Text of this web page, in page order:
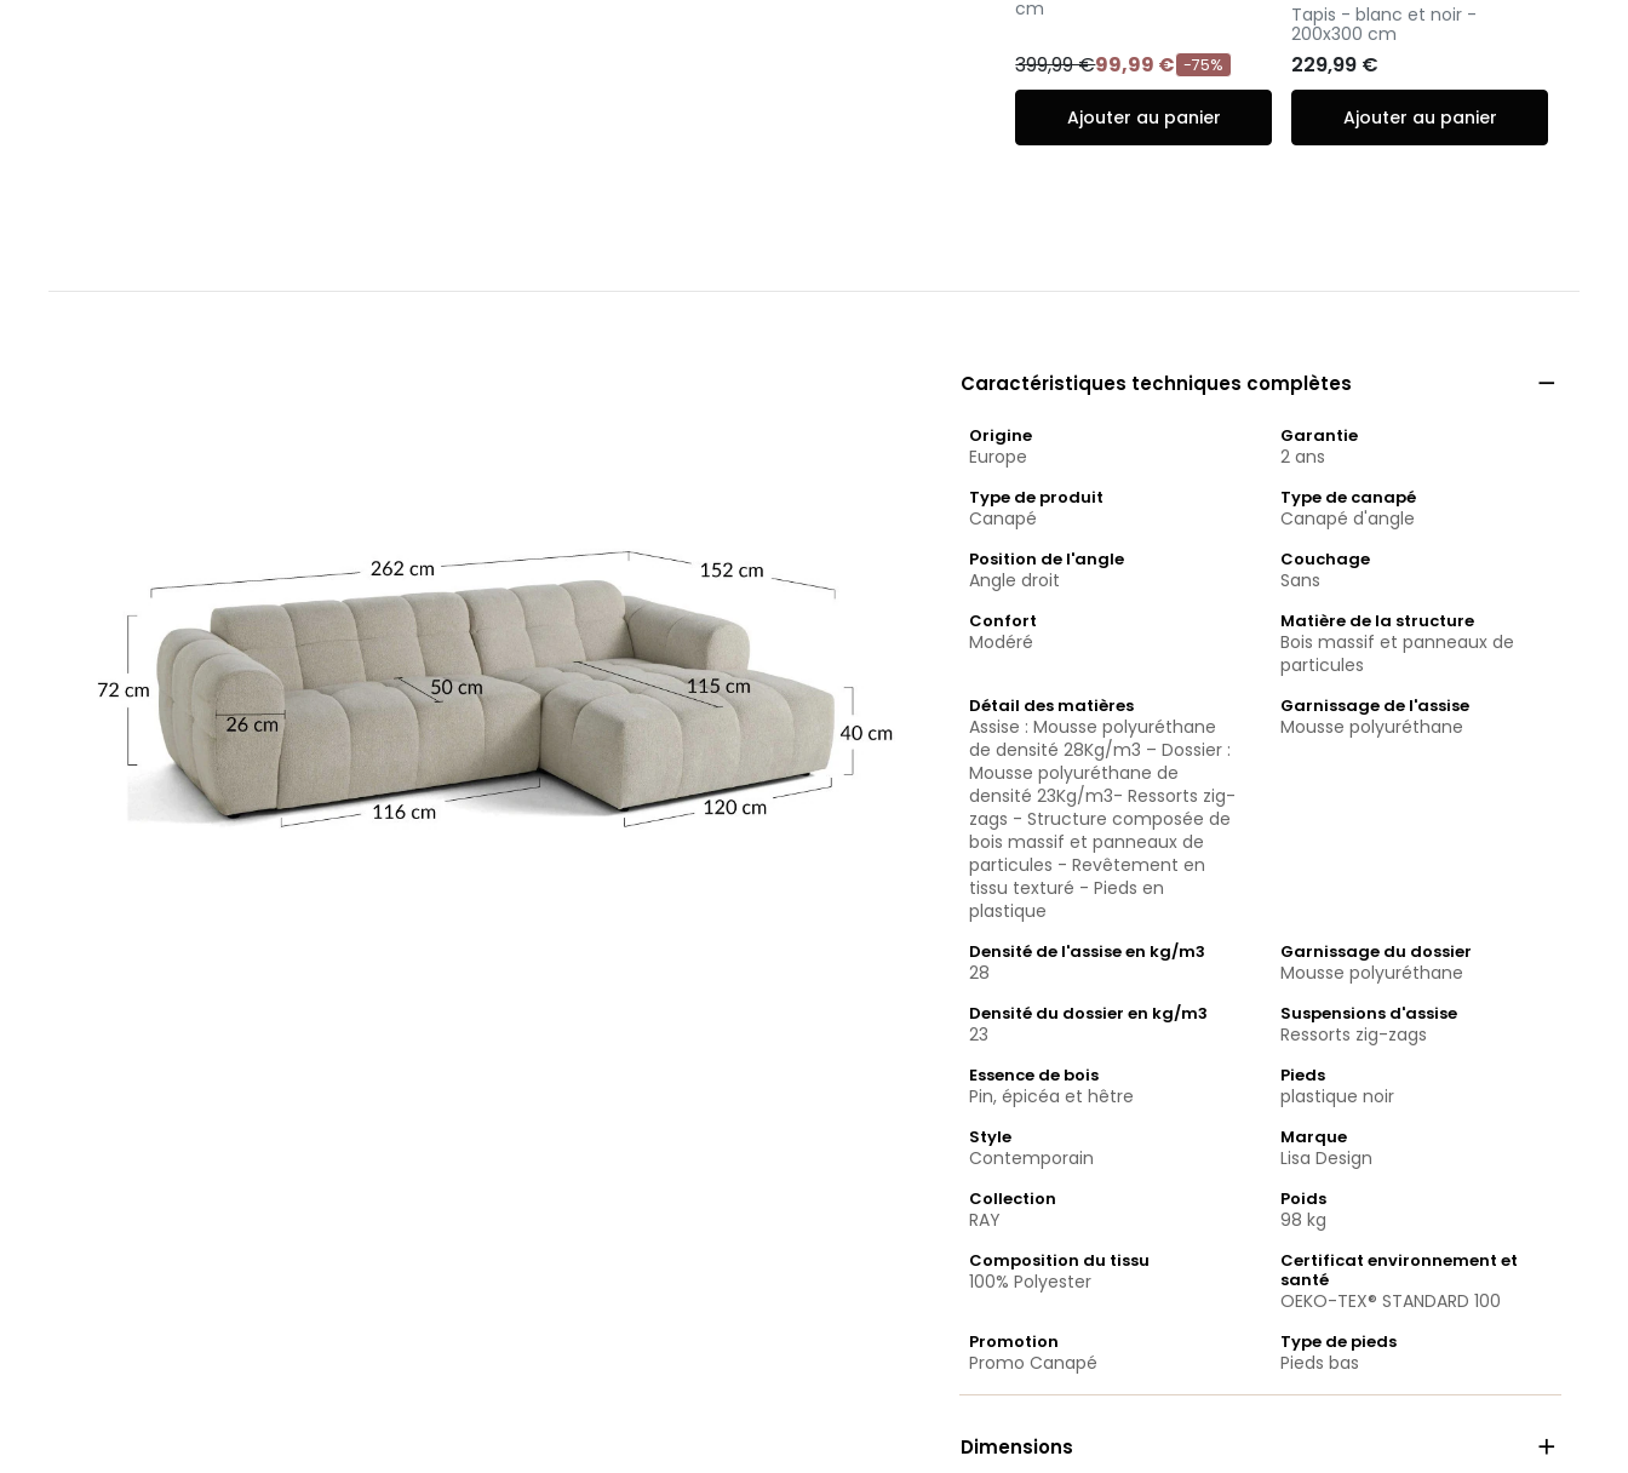
cm
399,99 €99,99 € -75%
Ajouter au panier
Tapis - blanc et noir -
200x300 cm
229,99 €
Ajouter au panier
Caractéristiques techniques complètes 
Origine
Europe
Garantie
2 ans
Type de produit
Canapé
Type de canapé
Canapé d'angle
Position de l'angle
Angle droit
Couchage
Sans
Confort
Modéré
Matière de la structure
Bois massif et panneaux de
particules
Détail des matières
Assise : Mousse polyuréthane
de densité 28Kg/m3 – Dossier :
Mousse polyuréthane de
densité 23Kg/m3- Ressorts zig-
zags - Structure composée de
bois massif et panneaux de
particules - Revêtement en
tissu texturé - Pieds en
plastique
Garnissage de l'assise
Mousse polyuréthane
Densité de l'assise en kg/m3
28
Garnissage du dossier
Mousse polyuréthane
Densité du dossier en kg/m3
23
Suspensions d'assise
Ressorts zig-zags
Essence de bois
Pin, épicéa et hêtre
Pieds
plastique noir
Style
Contemporain
Marque
Lisa Design
Collection
RAY
Poids
98 kg
Composition du tissu
100% Polyester
Certificat environnement et
santé
OEKO-TEX® STANDARD 100
Promotion
Promo Canapé
Type de pieds
Pieds bas
Dimensions 